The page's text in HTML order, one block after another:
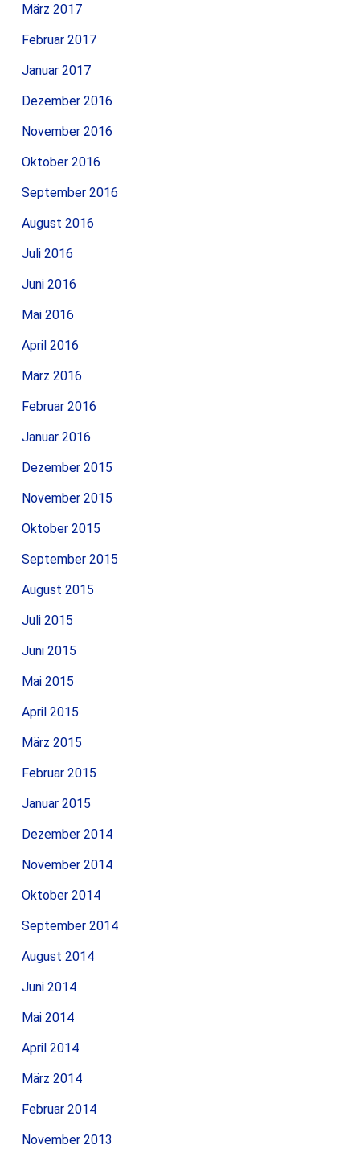
März 2017
Februar 2017
Januar 2017
Dezember 2016
November 2016
Oktober 2016
September 2016
August 2016
Juli 2016
Juni 2016
Mai 2016
April 2016
März 2016
Februar 2016
Januar 2016
Dezember 2015
November 2015
Oktober 2015
September 2015
August 2015
Juli 2015
Juni 2015
Mai 2015
April 2015
März 2015
Februar 2015
Januar 2015
Dezember 2014
November 2014
Oktober 2014
September 2014
August 2014
Juni 2014
Mai 2014
April 2014
März 2014
Februar 2014
November 2013